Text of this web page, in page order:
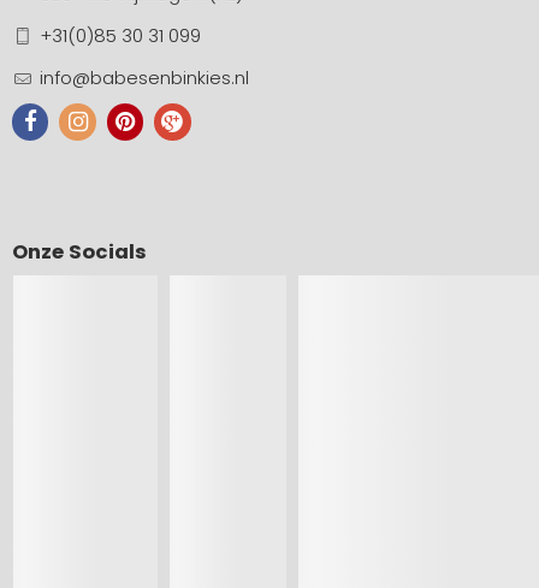
+31(0)85 30 31 099
info@babesenbinkies.nl
Onze Socials